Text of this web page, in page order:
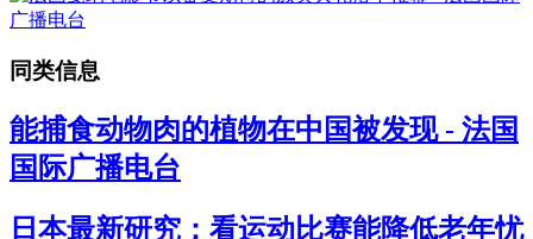
同类信息
能捕食动物肉的植物在中国被发现 - 法国
国际广播电台
日本最新研究：看运动比赛能降低老年忧